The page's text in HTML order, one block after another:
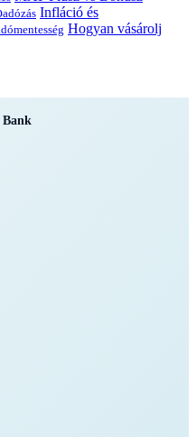
adózás Infláció és
Hogyan vásárolj
Bank